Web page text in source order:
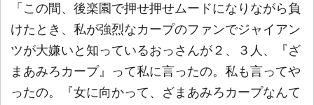
「この間、後楽園で押せ押せムードになりながら負
けたとき、私が強烈なカープのファンでジャイアン
ツが大嫌いと知っているおっさんが２、３人、『ざ
まあみろカープ』って私に言ったの。私も言ってや
ったの。『女に向かって、ざまあみろカープなんて